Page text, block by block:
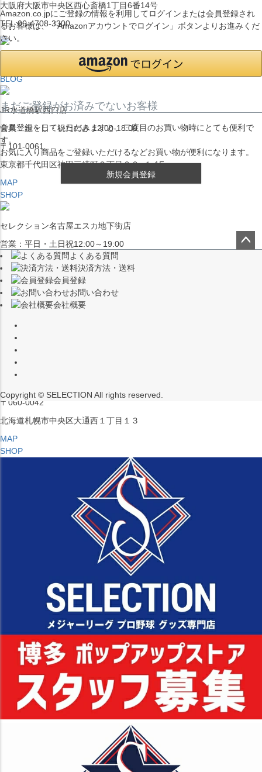
大阪府大阪市中央区西心斎橋1丁目6番14号
TEL:06-4708-3300
MAP
BLOG
JR水道橋駅西口店
営業：土・日・祝日のみ 12:00-18:00
〒101-0061
東京都千代田区神田三崎町２丁目２２−１ 1F
MAP
SHOP
セレクション名古屋エスカ地下街店
営業：平日・土日祝12:00～19:00
（※15:00～16:00はメンテナンスのためクローズ）
〒453-0015
愛知県名古屋市中村区椿町６−９先
MAP
SHOP
セレクション ポップアップストア 札幌 ル・トロワ店
営業：平日・土日祝12:00～19:00
〒060-0042
北海道札幌市中央区大通西１丁目１３
MAP
SHOP
Amazon.co.jpにご登録の情報を利用してログインまたは会員登録され
るお客様は、「Amazonアカウントでログイン」ボタンよりお進みくだ
さい。
まだご登録がお済みでないお客様
会員登録をしていただきますと、二度目のお買い物時にとても便利で
す。
お気に入り商品をご登録いただけるなどお買い物が便利になります。
新規会員登録
よくある質問
決済方法・送料
会員登録
お問い合わせ
会社概要
Copyright © SELECTION All rights reserved.